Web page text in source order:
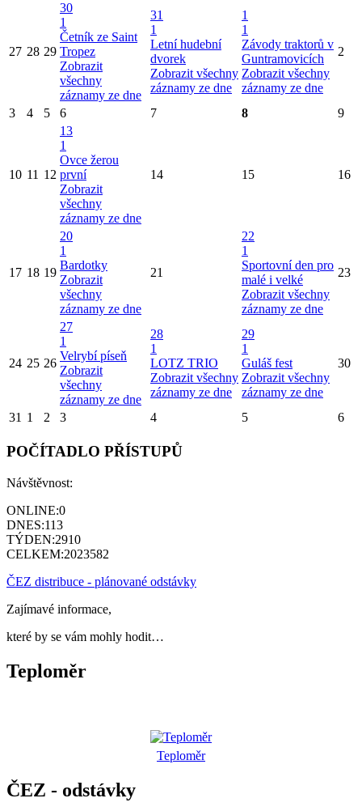
27 28 29
30
1
Četník ze Saint
Tropez
Zobrazit
všechny
záznamy ze dne
31
1
Letní hudební
dvorek
Zobrazit všechny
záznamy ze dne
1
1
Závody traktorů v
Guntramovicích
Zobrazit všechny
záznamy ze dne
2
3 4 5 6 7 8 9
10 11 12
13
1
Ovce žerou
první
Zobrazit
všechny
záznamy ze dne
14 15 16
17 18 19
20
1
Bardotky
Zobrazit
všechny
záznamy ze dne
21
22
1
Sportovní den pro
malé i velké
Zobrazit všechny
záznamy ze dne
23
24 25 26
27
1
Velrybí píseň
Zobrazit
všechny
záznamy ze dne
28
1
LOTZ TRIO
Zobrazit všechny
záznamy ze dne
29
1
Guláš fest
Zobrazit všechny
záznamy ze dne
30
31 1 2 3 4 5 6
POČÍTADLO PŘÍSTUPŮ
Návštěvnost:
ONLINE:0
DNES:113
TÝDEN:2910
CELKEM:2023582
ČEZ distribuce - plánované odstávky
Zajímavé informace,
které by se vám mohly hodit…
Teploměr
Teploměr
ČEZ - odstávky